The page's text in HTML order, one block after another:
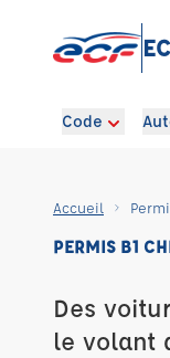
Code
Accueil
PERMIS B1
Des
le volant